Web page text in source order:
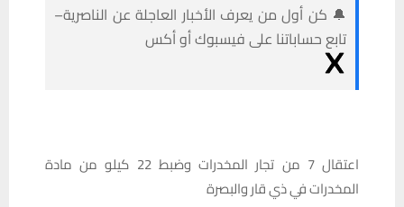
🔔 كن أول من يعرف الأخبار العاجلة عن الناصرية–
تابع حساباتنا على فيسبوك أو أكس
اعتقال 7 من تجار المخدرات وضبط 22 كيلو من مادة
المخدرات في ذي قار والبصرة